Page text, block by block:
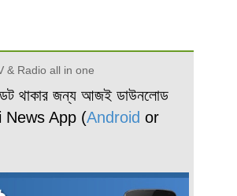
& Radio all in one
থাকার জন্য আজই ডাউনলোড
News App (Android or